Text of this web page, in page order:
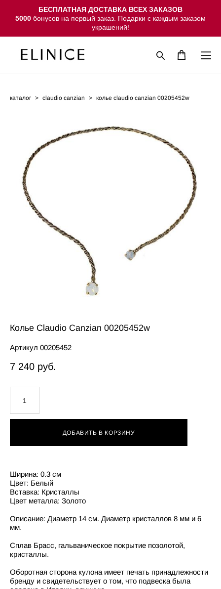
БЕСПЛАТНАЯ ДОСТАВКА ВСЕХ ЗАКАЗОВ
5000 бонусов на первый заказ. Подарки с каждым заказом
украшений!
каталог > claudio canzian > колье claudio canzian 00205452w
Колье Claudio Canzian 00205452w
Артикул 00205452
7 240 pуб.
ДОБАВИТЬ В КОРЗИНУ
Ширина: 0.3 см
Цвет: Белый
Вставка: Кристаллы
Цвет металла: Золото
Описание: Диаметр 14 см. Диаметр кристаллов 8 мм и 6
мм.
Cплав Брасс, гальваническое покрытие позолотой,
кристаллы.
Оборотная сторона кулона имеет печать принадлежности
бренду и свидетельствует о том, что подвеска была